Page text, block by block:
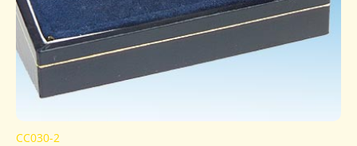
CC030-2